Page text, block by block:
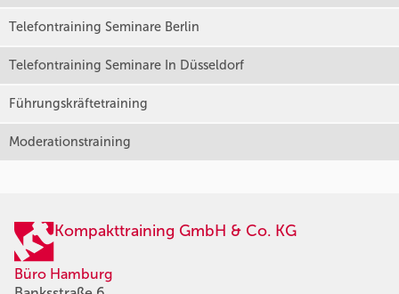
Telefontraining Seminare Berlin
Telefontraining Seminare In Düsseldorf
Führungskräftetraining
Moderationstraining
Kompakttraining GmbH & Co. KG
Büro Hamburg